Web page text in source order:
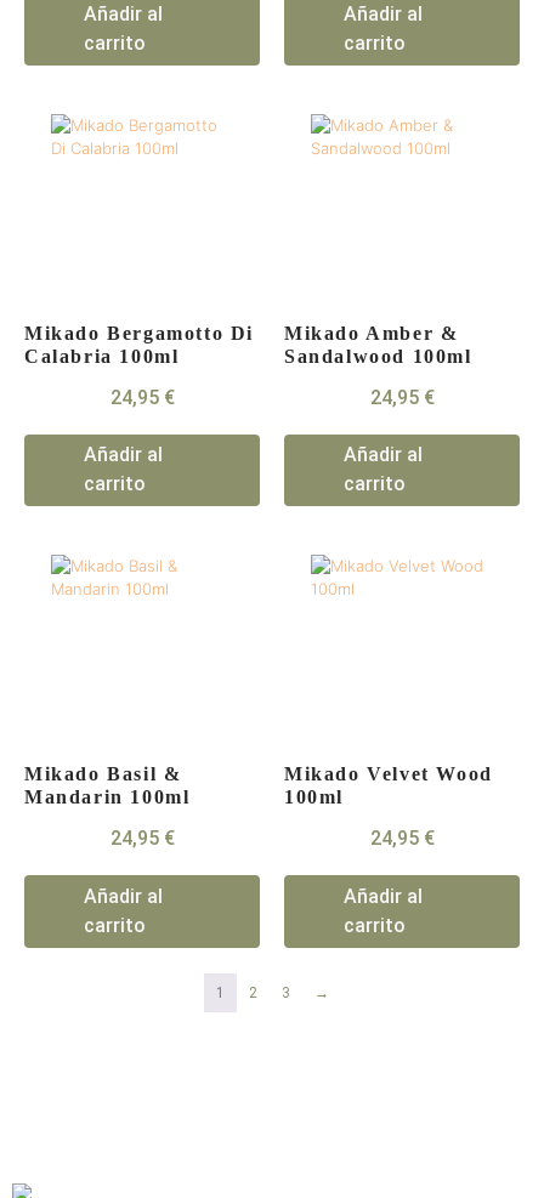
Añadir al
carrito
Añadir al
carrito
Mikado Bergamotto Di
Calabria 100ml
24,95 €
Añadir al
carrito
Mikado Amber &
Sandalwood 100ml
24,95 €
Añadir al
carrito
Mikado Basil &
Mandarin 100ml
24,95 €
Añadir al
carrito
Mikado Velvet Wood
100ml
24,95 €
Añadir al
carrito
1 2 3 →